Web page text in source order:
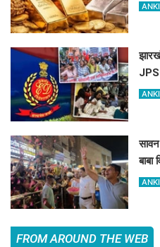
17वें
FROM AROUND THE WEB